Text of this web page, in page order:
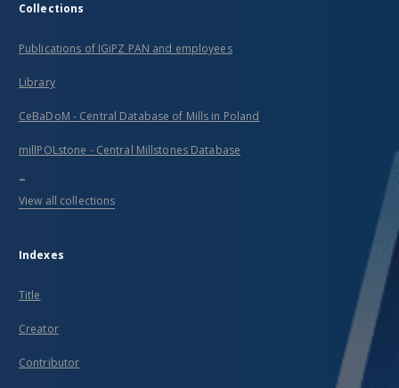
Collections
Publications of IGiPZ PAN and employees
Library
CeBaDoM - Central Database of Mills in Poland
millPOLstone - Central Millstones Database
...
View all collections
Indexes
Title
Creator
Contributor